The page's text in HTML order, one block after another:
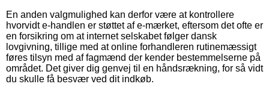
En anden valgmulighed kan derfor være at kontrollere
hvorvidt e-handlen er støttet af e-mærket, eftersom det ofte er
en forsikring om at internet selskabet følger dansk
lovgivning, tillige med at online forhandleren rutinemæssigt
føres tilsyn med af fagmænd der kender bestemmelserne på
området. Det giver dig genvej til en håndsrækning, for så vidt
du skulle få besvær ved dit indkøb.